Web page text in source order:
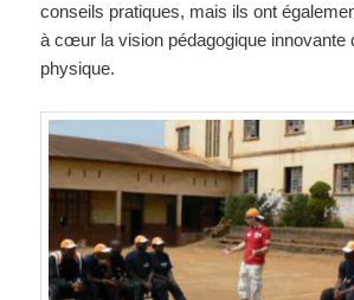
conseils pratiques, mais ils ont
à cœur la vision pédagogique innovante
physique.